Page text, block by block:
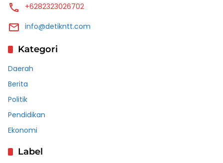
+6282323026702
info@detikntt.com
Kategori
Daerah
Berita
Politik
Pendidikan
Ekonomi
Label